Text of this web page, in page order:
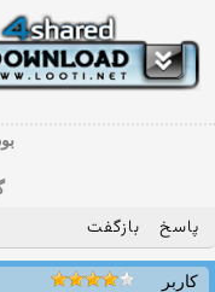
پاسخ بازگفت
کاربر